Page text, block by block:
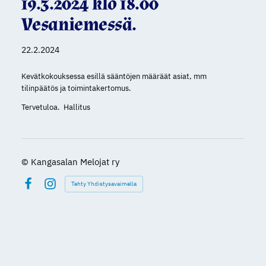
Vesaniemessä.
22.2.2024
Kevätkokouksessa esillä sääntöjen määräät asiat, mm
tilinpäätös ja toimintakertomus.
Tervetuloa. Hallitus
© Kangasalan Melojat ry
Instagram
Tehty Yhdistysavaimella